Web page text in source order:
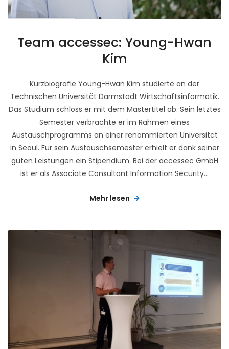
Team accessec: Young-Hwan
Kim
Kurzbiografie Young-Hwan Kim studierte an der
Technischen Universität Darmstadt Wirtschaftsinformatik.
Das Studium schloss er mit dem Mastertitel ab. Sein letztes
Semester verbrachte er im Rahmen eines
Austauschprogramms an einer renommierten Universität
in Seoul. Für sein Austauschsemester erhielt er dank seiner
guten Leistungen ein Stipendium. Bei der accessec GmbH
ist er als Associate Consultant Information Security...
Mehr lesen